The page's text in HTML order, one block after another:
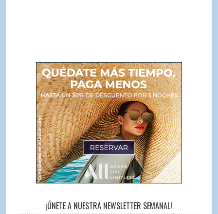
¡ÚNETE A NUESTRA NEWSLETTER SEMANAL!